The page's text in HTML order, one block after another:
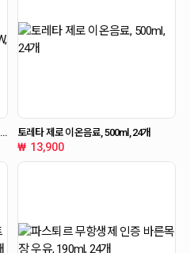
토레타 제로 이온음료, 500ml, 24개
13,900